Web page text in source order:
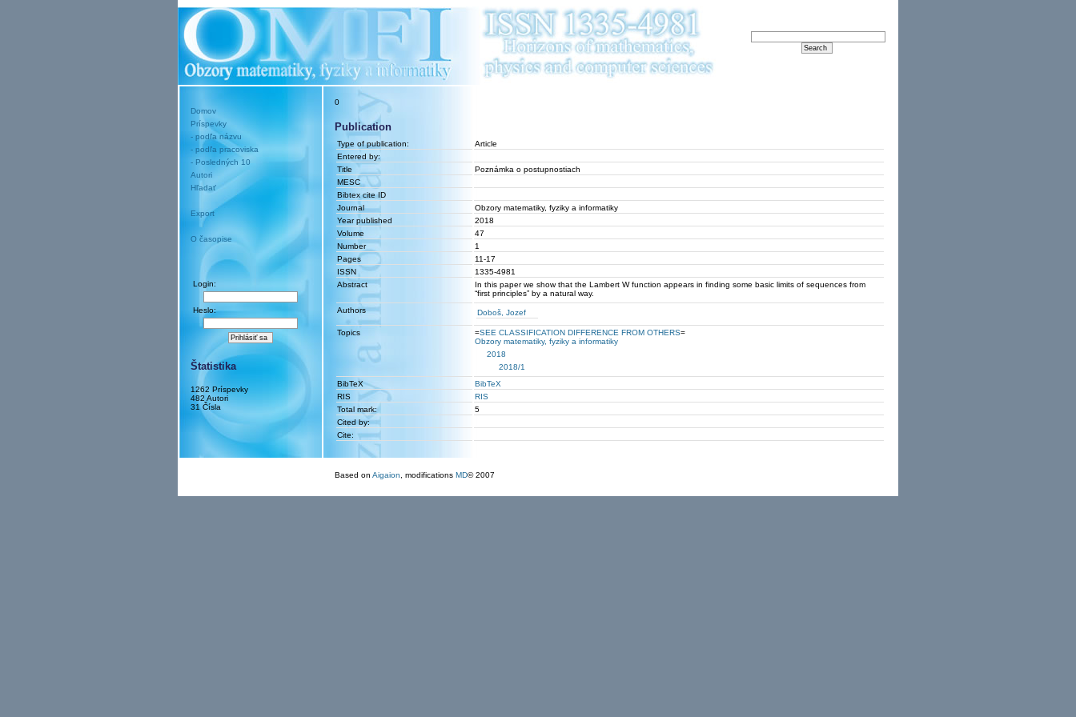
Domov
Príspevky
- podľa názvu
- podľa pracoviska
- Posledných 10
Autori
Hľadať
Export
O časopise
Login:
Heslo:
Štatistika
1262 Príspevky
482 Autori
31 Čísla
0
Publication
Type of publication:
Article
Entered by:
Title
Poznámka o postupnostiach
MESC
Bibtex cite ID
Journal
Obzory matematiky, fyziky a informatiky
Year published
2018
Volume
47
Number
1
Pages
11-17
ISSN
1335-4981
Abstract
In this paper we show that the Lambert W function appears in finding some basic limits of sequences from
“first principles” by a natural way.
Authors
Doboš, Jozef
Topics =SEE CLASSIFICATION DIFFERENCE FROM OTHERS=
Obzory matematiky, fyziky a informatiky
2018
2018/1
BibTeX
BibTeX
RIS
RIS
Total mark:
5
Cited by:
Cite:
Based on Aigaion , modifications MD© 2007